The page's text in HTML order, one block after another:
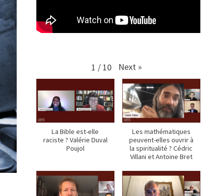
1 / 10 Next »
La Bible est-elle
raciste ? Valérie Duval
Poujol
Les mathématiques
peuvent-elles ouvrir à
la spiritualité ? Cédric
Villani et Antoine Bret